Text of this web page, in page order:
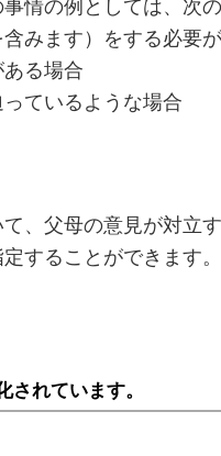
情の例としては、次
みます）をする必要
る場合
ているような場合
、父母の意見が対立
することができます
れています。